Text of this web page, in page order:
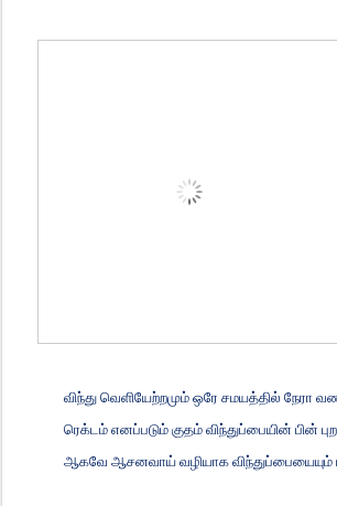
விந்து வெளியேற்றமும் ஒரே சமயத்தில் நேரா
ரெக்டம் எனப்படும் குதம் விந்துப்பையின் பின்
ஆகவே ஆசனவாய் வழியாக